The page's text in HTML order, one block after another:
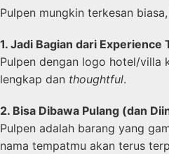
Pulpen mungkin terkesan
1. Jadi Bagian dari Experience
Pulpen dengan logo hotel/villa
lengkap dan thoughtful.
2. Bisa Dibawa Pulang (dan
Pulpen adalah barang yang
nama tempatmu akan terus